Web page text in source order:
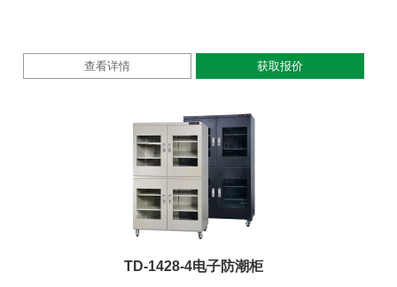
查看详情 获取报价
TD-1428-4电子防潮柜